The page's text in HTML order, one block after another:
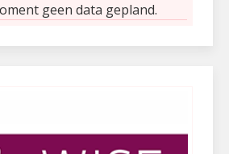
geen data gepland.